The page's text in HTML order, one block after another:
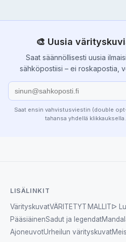
🎨 Uusia
Saat säännöllisesti uusia
sähköpostiisi – ei roskapostia,
Saat ensin vahvistusviestin (double
tahansa yhdellä klikkauksella.
LISÄLINKIT
VärityskuvatVÄRITETYT MALLITᐅ
PääsiäinenSadut ja legendat
AjoneuvotUrheilun värityskuvat